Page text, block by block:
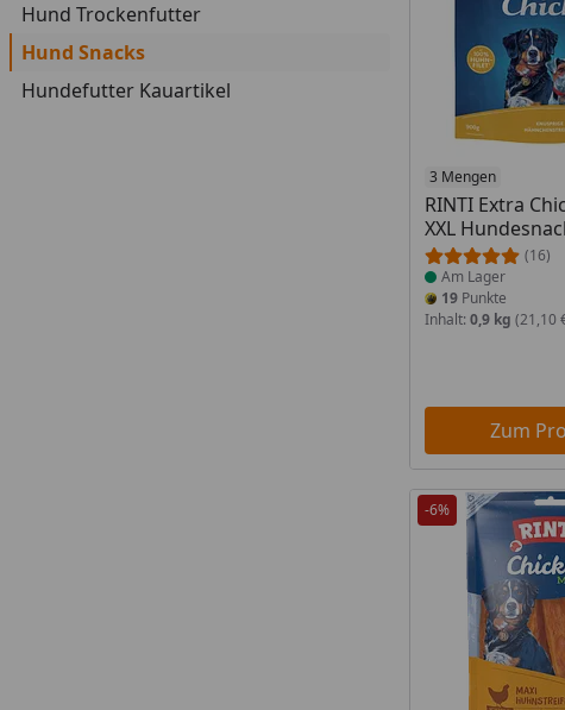
Hund Trockenfutter
Hund Snacks
Hundefutter Kauartikel
3 Mengen
RINTI Extra
XXL
(16)
Produkt am
Am Lager
19 Punkte
Inhalt: 0,9 kg (21,10
Zum
-6%